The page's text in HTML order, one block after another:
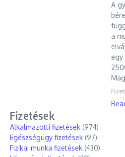
A
a
egy
Fizetések
Alkalmazotti fizetések (974)
Egészségügy fizetések (97)
Fizikai munka fizetések (430)